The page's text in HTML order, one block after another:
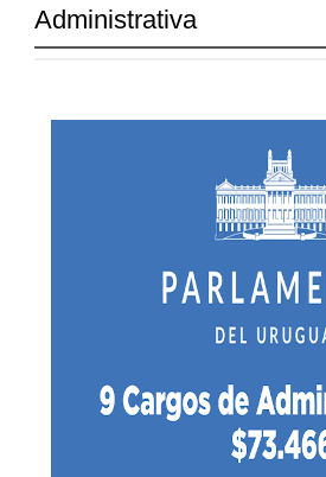
Administrativa